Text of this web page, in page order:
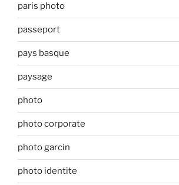
paris photo
passeport
pays basque
paysage
photo
photo corporate
photo garcin
photo identite